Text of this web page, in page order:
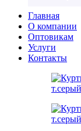
Главная
О компании
Оптовикам
Услуги
Контакты